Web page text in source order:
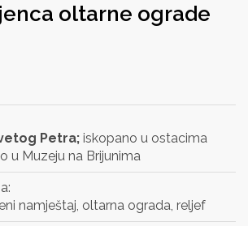
oltarne ograde
Petra; iskopano u ostacima
u Muzeju na Brijunima
namještaj, oltarna ograda, reljef